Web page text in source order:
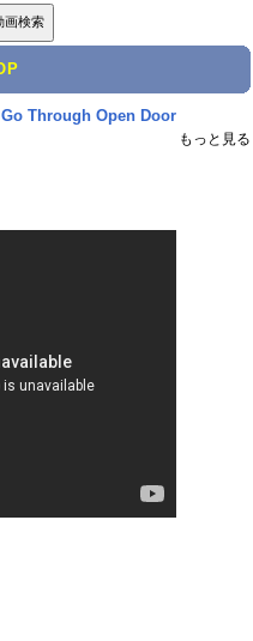
Through Open Door
もっと見る